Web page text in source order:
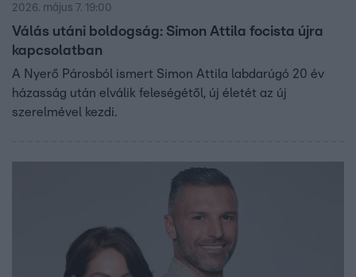
2026. május 7. 19:00
Válás utáni boldogság: Simon Attila focista újra
kapcsolatban
A Nyerő Párosból ismert Simon Attila labdarúgó 20 év
házasság után elválik feleségétől, új életét az új
szerelmével kezdi.